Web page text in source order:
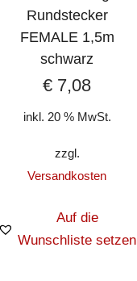
Rundstecker
FEMALE 1,5m
schwarz
€ 7,08
inkl. 20 % MwSt.
zzgl.
Versandkosten
Auf die
Wunschliste setzen